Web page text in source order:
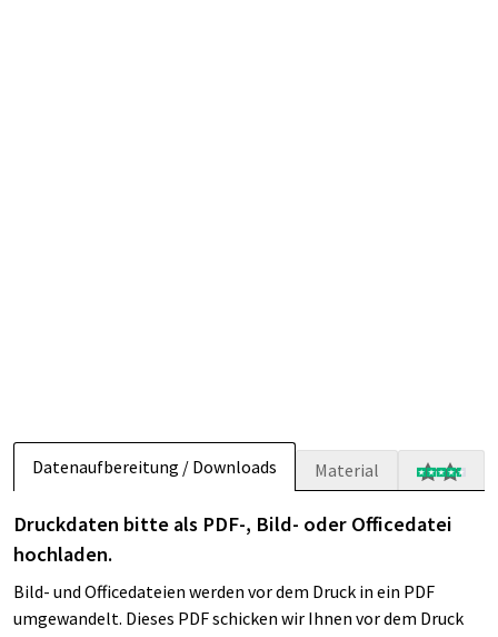
Datenaufbereitung / Downloads Material
Druckdaten bitte als PDF-, Bild- oder Officedatei
hochladen.
Bild- und Officedateien werden vor dem Druck in ein PDF
umgewandelt. Dieses PDF schicken wir Ihnen vor dem Druck